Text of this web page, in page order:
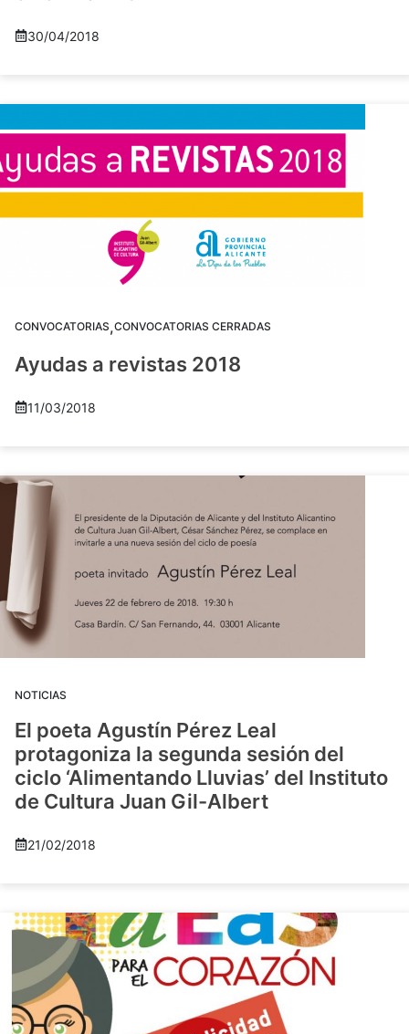
30/04/2018
CONVOCATORIAS,CONVOCATORIAS CERRADAS
Ayudas a revistas 2018
11/03/2018
NOTICIAS
El poeta Agustín Pérez Leal
protagoniza la segunda sesión del
ciclo ‘Alimentando Lluvias’ del Instituto
de Cultura Juan Gil-Albert
21/02/2018